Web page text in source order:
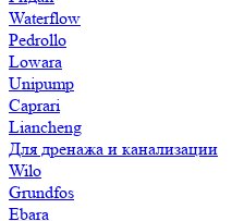
Waterflow
Pedrollo
Lowara
Unipump
Caprari
Liancheng
Для дренажа и канализации
Wilo
Grundfos
Ebara